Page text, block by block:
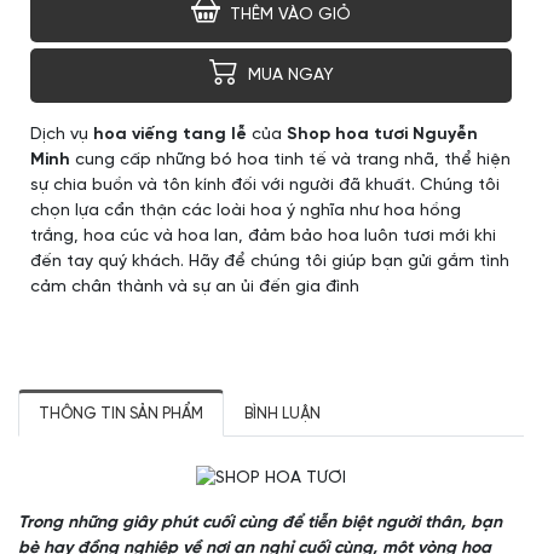
THÊM VÀO GIỎ
MUA NGAY
Dịch vụ hoa viếng tang lễ của Shop hoa tươi Nguyễn
Minh cung cấp những bó hoa tinh tế và trang nhã, thể hiện
sự chia buồn và tôn kính đối với người đã khuất. Chúng tôi
chọn lựa cẩn thận các loài hoa ý nghĩa như hoa hồng
trắng, hoa cúc và hoa lan, đảm bảo hoa luôn tươi mới khi
đến tay quý khách. Hãy để chúng tôi giúp bạn gửi gắm tình
cảm chân thành và sự an ủi đến gia đình
THÔNG TIN SẢN PHẨM BÌNH LUẬN
Trong những giây phút cuối cùng để tiễn biệt người thân, bạn
bè hay đồng nghiệp về nơi an nghỉ cuối cùng, một vòng hoa